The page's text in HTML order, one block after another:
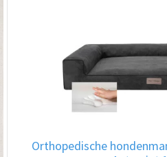
Orthopedische